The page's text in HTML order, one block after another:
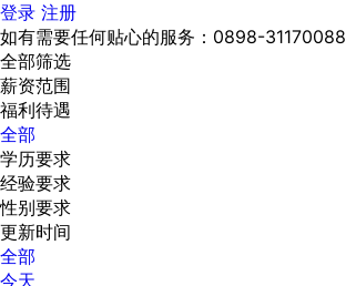
登录 注册
如有需要任何贴心的服务：0898-31170088
全部筛选
薪资范围
福利待遇
全部
学历要求
经验要求
性别要求
更新时间
全部
今天